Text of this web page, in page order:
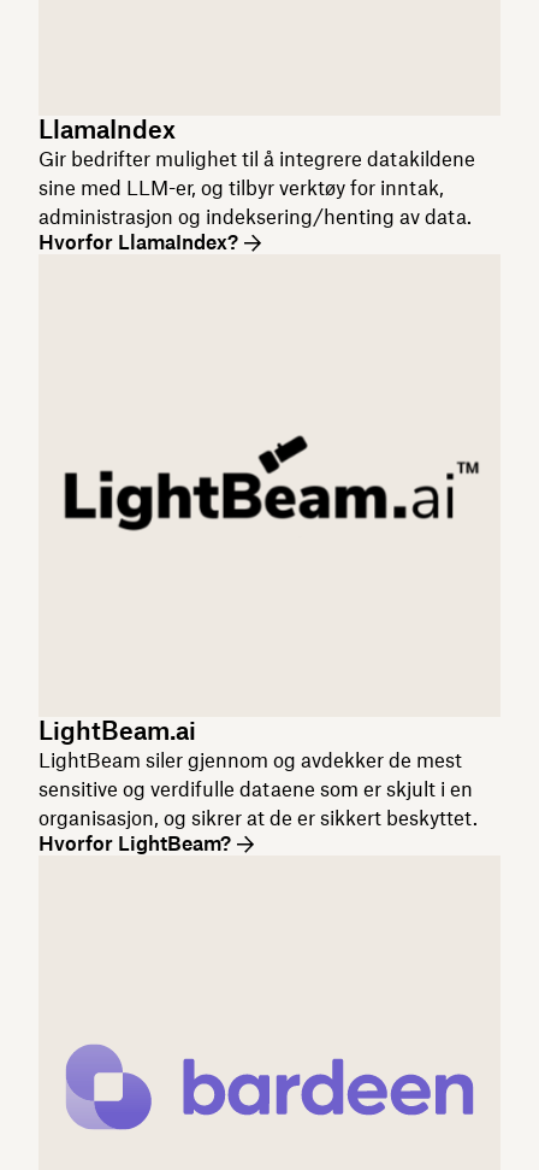
LlamaIndex
Gir bedrifter mulighet til å integrere datakildene
sine med LLM-er, og tilbyr verktøy for inntak,
administrasjon og indeksering/henting av data.
Hvorfor LlamaIndex?
LightBeam.ai
LightBeam siler gjennom og avdekker de mest
sensitive og verdifulle dataene som er skjult i en
organisasjon, og sikrer at de er sikkert beskyttet.
Hvorfor LightBeam?